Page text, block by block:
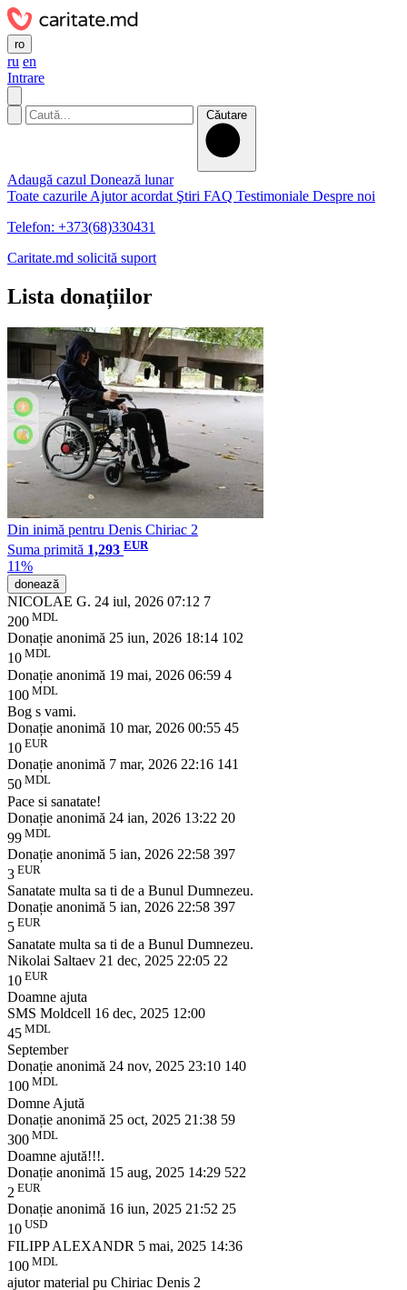
ro
ru en
Intrare
Căutare
Adaugă cazul Donează lunar
Toate cazurile Ajutor acordat Ştiri FAQ Testimoniale Despre noi
Telefon: +373(68)330431
Caritate.md solicită suport
Lista donațiilor
Din inimă pentru Denis Chiriac 2
Suma primită 1,293 EUR
11%
donează
NICOLAE G. 24 iul, 2026 07:12 7
200 MDL
Donație anonimă 25 iun, 2026 18:14 102
10 MDL
Donație anonimă 19 mai, 2026 06:59 4
100 MDL
Bog s vami.
Donație anonimă 10 mar, 2026 00:55 45
10 EUR
Donație anonimă 7 mar, 2026 22:16 141
50 MDL
Pace si sanatate!
Donație anonimă 24 ian, 2026 13:22 20
99 MDL
Donație anonimă 5 ian, 2026 22:58 397
3 EUR
Sanatate multa sa ti de a Bunul Dumnezeu.
Donație anonimă 5 ian, 2026 22:58 397
5 EUR
Sanatate multa sa ti de a Bunul Dumnezeu.
Nikolai Saltaev 21 dec, 2025 22:05 22
10 EUR
Doamne ajuta
SMS Moldcell 16 dec, 2025 12:00
45 MDL
September
Donație anonimă 24 nov, 2025 23:10 140
100 MDL
Domne Ajută
Donație anonimă 25 oct, 2025 21:38 59
300 MDL
Doamne ajută!!!.
Donație anonimă 15 aug, 2025 14:29 522
2 EUR
Donație anonimă 16 iun, 2025 21:52 25
10 USD
FILIPP ALEXANDR 5 mai, 2025 14:36
100 MDL
ajutor material pu Chiriac Denis 2